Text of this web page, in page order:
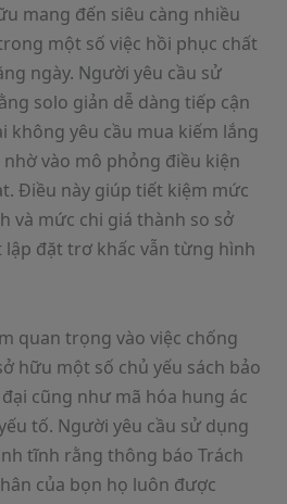
mang đến siêu càng nhiều
một số việc hồi phục chất
ngày. Người yêu cầu sử
solo giản dễ dàng tiếp cận
không yêu cầu mua kiếm lắng
vào mô phỏng điều kiện
Điều này giúp tiết kiệm mức
và mức chi giá thành so sở
đặt trơ khấc vẫn từng hình
quan trọng vào việc chống
hữu một số chủ yếu sách bảo
cũng như mã hóa hung ác
tố. Người yêu cầu sử dụng
tĩnh rằng thông báo Trách
của bọn họ luôn được